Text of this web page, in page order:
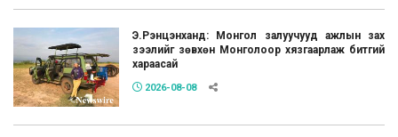
Э.Рэнцэнханд: Монгол залуучууд ажлын зах
зээлийг зөвхөн Монголоор хязгаарлаж битгий
хараасай
2026-08-08